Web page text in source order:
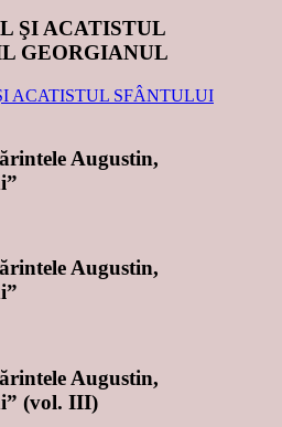
ŞI ACATISTUL
GEORGIANUL
Augustin,
Augustin,
Augustin,
(vol. III)